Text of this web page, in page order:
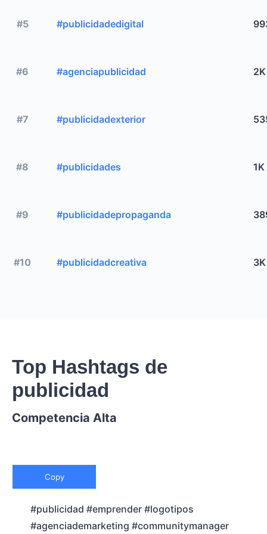
#5 #publicidadedigital
#6 #agenciapublicidad 2K
#7 #publicidadexterior
#8 #publicidades 1K
#9 #publicidadepropaganda
#10 #publicidadcreativa 3K
Top Hashtags de
publicidad
Competencia Alta
Copy
#publicidad #emprender #logotipos
#agenciademarketing #communitymanager